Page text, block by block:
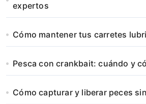
expertos
Cómo mantener tus carretes
Pesca con crankbait: cuándo y
Cómo capturar y liberar peces